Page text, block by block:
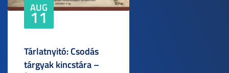
AUG
11
Tárlatnyitó: Csodás
tárgyak kincstára –